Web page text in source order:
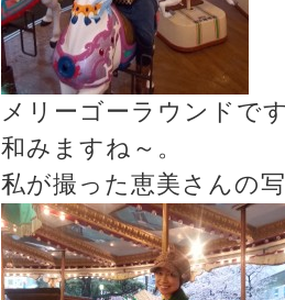
メリーゴーラウンドで
和みますね～。
私が撮った恵美さんの